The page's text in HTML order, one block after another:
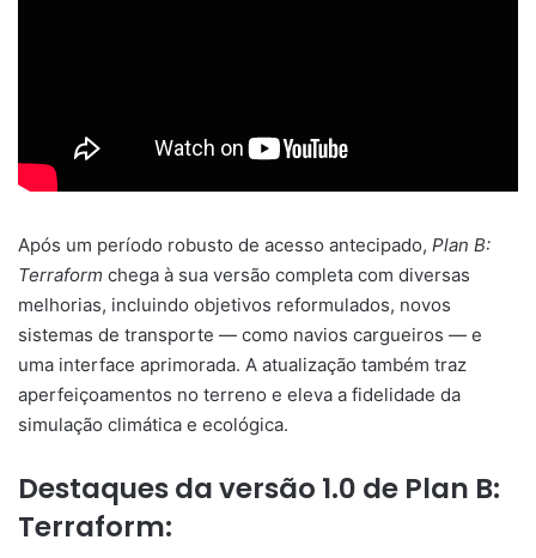
Após um período robusto de acesso antecipado, Plan B:
Terraform chega à sua versão completa com diversas
melhorias, incluindo objetivos reformulados, novos
sistemas de transporte — como navios cargueiros — e
uma interface aprimorada. A atualização também traz
aperfeiçoamentos no terreno e eleva a fidelidade da
simulação climática e ecológica.
Destaques da versão 1.0 de Plan B:
Terraform: